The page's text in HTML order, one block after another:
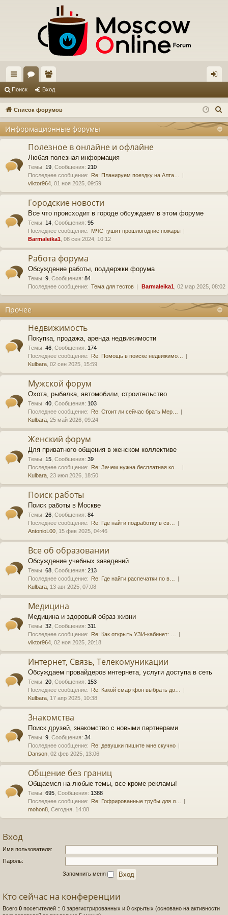
с
ы
и
ум
ол
ьз
ат
ел
и
д
Поиск Вход
Список форумов
Информационные форумы
Полезное в онлайне и офлайне
Любая полезная информация
Темы: 19 Сообщения: 210
Последнее сообщение: Re: Планируем поездку на Алта…
viktor964 , 01 ноя 2025, 09:59
Городские новости
Все что происходит в городе обсуждаем в этом форуме
Темы: 14 Сообщения: 95
Последнее сообщение: МЧС тушит прошлогодние пожары
Barmaleika1 , 08 сен 2024, 10:12
Работа форума
Обсуждение работы, поддержки форума
Темы: 9 Сообщения: 84
Последнее сообщение: Тема для тестов Barmaleika1 , 02 мар 2025, 08:02
Прочее
Недвижимость
Покупка, продажа, аренда недвижимости
Темы: 46 Сообщения: 174
Последнее сообщение: Re: Помощь в поиске недвижимо…
Kulbara , 02 сен 2025, 15:59
Мужской форум
Охота, рыбалка, автомобили, строительство
Темы: 40 Сообщения: 103
Последнее сообщение: Re: Стоит ли сейчас брать Мер…
Kulbara , 25 май 2026, 09:24
Женский форум
Для приватного общения в женском коллективе
Темы: 15 Сообщения: 39
Последнее сообщение: Re: Зачем нужна бесплатная ко…
Kulbara , 23 июл 2026, 18:50
Поиск работы
Поиск работы в Москве
Темы: 26 Сообщения: 84
Последнее сообщение: Re: Где найти подработку в св…
AntonioL00 , 15 фев 2025, 04:46
Все об образовании
Обсуждение учебных заведений
Темы: 68 Сообщения: 213
Последнее сообщение: Re: Где найти распечатки по в…
Kulbara , 13 авг 2025, 07:08
Медицина
Медицина и здоровый образ жизни
Темы: 32 Сообщения: 311
Последнее сообщение: Re: Как открыть УЗИ-кабинет: …
viktor964 , 02 ноя 2025, 20:18
Интернет, Связь, Телекомуникации
Обсуждаем провайдеров интернета, услуги доступа в сеть
Темы: 20 Сообщения: 153
Последнее сообщение: Re: Какой смартфон выбрать до…
Kulbara , 17 апр 2025, 10:38
Знакомства
Поиск друзей, знакомство с новыми партнерами
Темы: 9 Сообщения: 34
Последнее сообщение: Re: девушки пишите мне скучно
Danson , 02 фев 2025, 13:06
Общение без границ
Общаемся на любые темы, все кроме рекламы!
Темы: 695 Сообщения: 1388
Последнее сообщение: Re: Гофрированные трубы для л…
mohon8 , Сегодня, 14:08
Вход
Имя пользователя:
Пароль:
Запомнить меня
Кто сейчас на конференции
Всего 0 посетителей :: 0 зарегистрированных и 0 скрытых (основано на активности